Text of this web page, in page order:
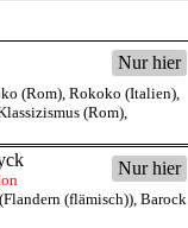
Nur hier
(Rom), Rokoko (Italien),
(Rom),
Nur hier
(flämisch)), Barock